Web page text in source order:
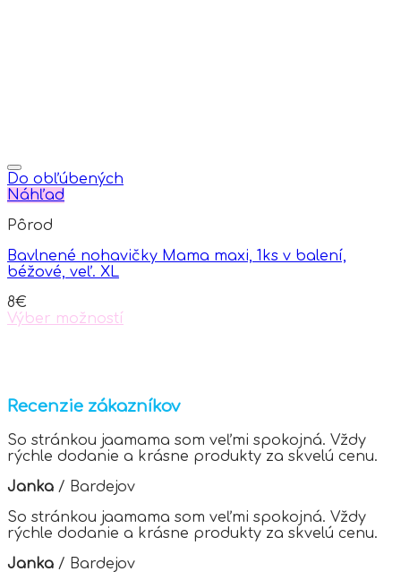
Do obľúbených
Náhľad
Pôrod
Bavlnené nohavičky Mama maxi, 1ks v balení,
béžové, veľ. XL
8€
Výber možností
variants.
The
options
may
be
chosen
on
the
product
page
Recenzie zákazníkov
So stránkou jaamama som veľmi spokojná. Vždy
rýchle dodanie a krásne produkty za skvelú cenu.
Janka / Bardejov
So stránkou jaamama som veľmi spokojná. Vždy
rýchle dodanie a krásne produkty za skvelú cenu.
Janka / Bardejov